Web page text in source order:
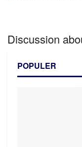
Discussion
POPULER